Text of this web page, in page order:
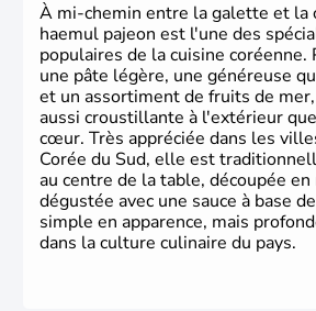
À mi-chemin entre la galette et la
haemul pajeon est l'une des
populaires de la cuisine coréenne.
une pâte légère, une généreuse
et un assortiment de fruits de
aussi croustillante à l'extérieur
cœur. Très appréciée dans les
Corée du Sud, elle est
au centre de la table, découpée
dégustée avec une sauce à base
simple en apparence, mais
dans la culture culinaire du pays.